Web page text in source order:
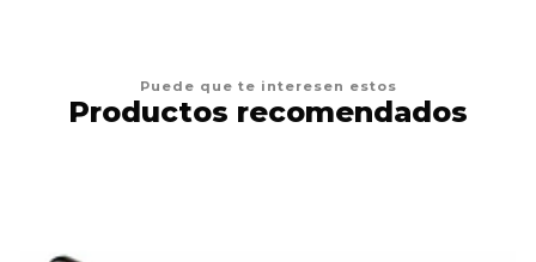
Puede que te interesen estos
Productos recomendados